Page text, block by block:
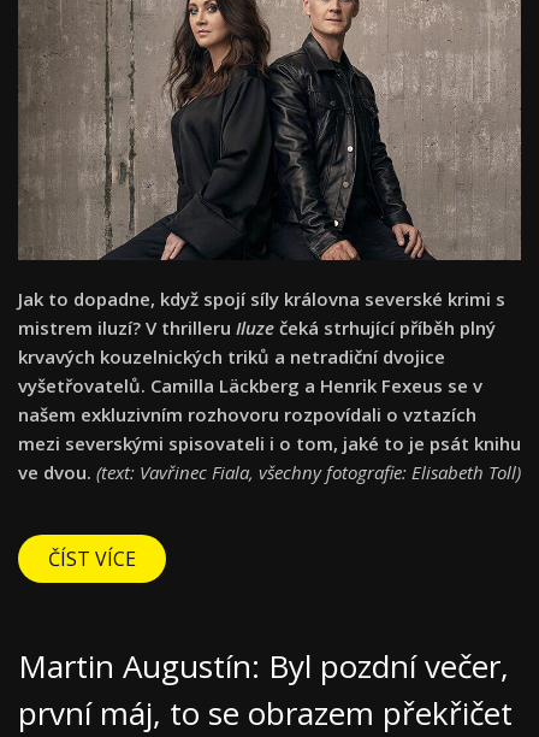
Jak to dopadne, když spojí síly královna severské krimi s
mistrem iluzí? V thrilleru Iluze čeká strhující příběh plný
krvavých kouzelnických triků a netradiční dvojice
vyšetřovatelů. Camilla Läckberg a Henrik Fexeus se v
našem exkluzivním rozhovoru rozpovídali o vztazích
mezi severskými spisovateli i o tom, jaké to je psát knihu
ve dvou. (text: Vavřinec Fiala, všechny fotografie: Elisabeth Toll)
ČÍST VÍCE
Martin Augustín: Byl pozdní večer,
první máj, to se obrazem překřičet